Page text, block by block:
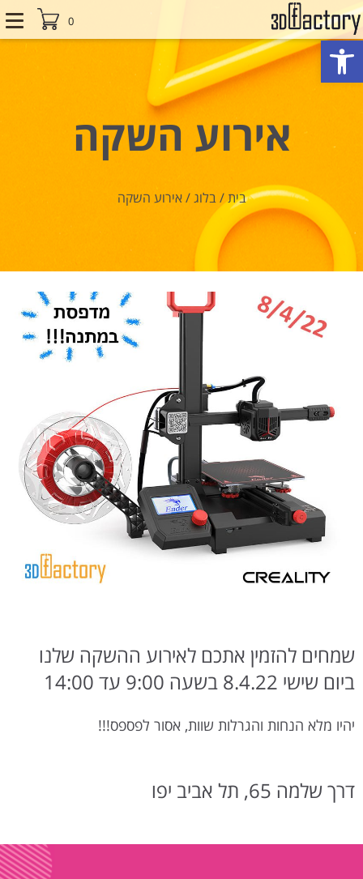
פתח סרגל נגישות
0
אירוע השקה
בית/בלוג/אירוע השקה
שמחים להזמין אתכם לאירוע ההשקה שלנו
ביום שישי 8.4.22 בשעה 9:00 עד 14:00
יהיו מלא הנחות והגרלות שוות, אסור לפספס!!!
דרך שלמה 65, תל אביב יפו